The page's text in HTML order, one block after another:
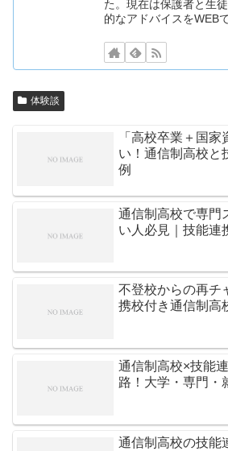
た。現在は保護者と生
的なアドバイスをWEB
体験談
「高校卒業＋国
い！通信制高校と
例
通信制高校で専門
い人必見｜技能連
不登校からの再チ
携校付き通信制高
通信制高校×技能
路！大学・専門・
通信制高校の技能